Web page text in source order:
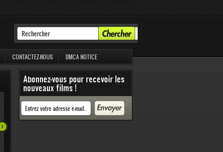
CONTACTEZ-NOUS DMCA NOTICE
Abonnez-vous pour recevoir les
nouveaux films !